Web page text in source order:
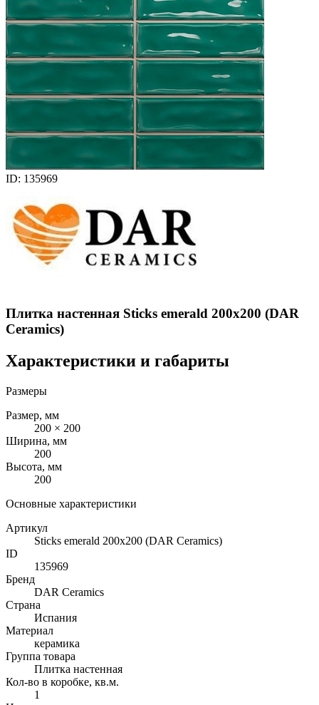
ID: 135969
Плитка настенная Sticks emerald 200x200 (DAR
Сeramics)
Характеристики и габариты
Размеры
Размер, мм
200 × 200
Ширина, мм
200
Высота, мм
200
Основные характеристики
Артикул
Sticks emerald 200x200 (DAR Сeramics)
ID
135969
Бренд
DAR Сeramics
Страна
Испания
Материал
керамика
Группа товара
Плитка настенная
Кол-во в коробке, кв.м.
1